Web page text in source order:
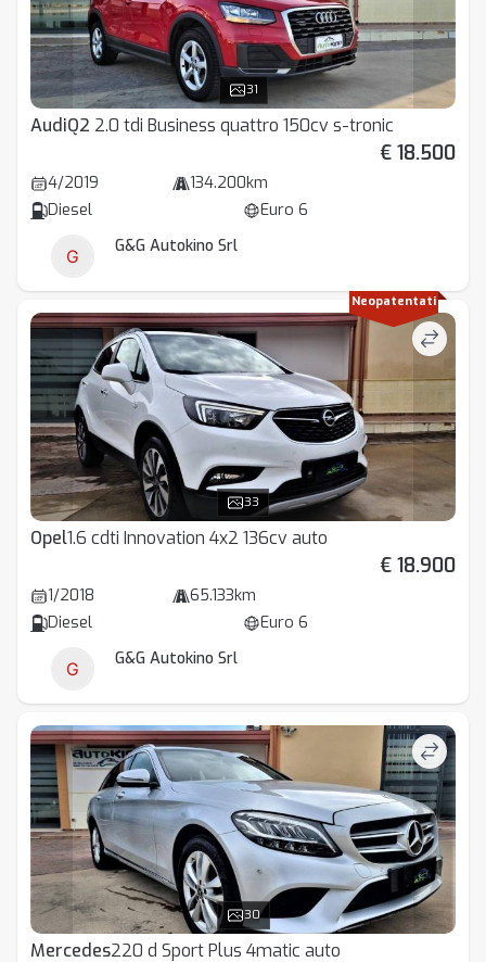
31
AudiQ2 2.0 tdi Business quattro 150cv s-tronic
€ 18.500
4/2019
134.200km
Diesel
Euro 6
G&G Autokino Srl
33
Neopatentati
Opel1.6 cdti Innovation 4x2 136cv auto
€ 18.900
1/2018
65.133km
Diesel
Euro 6
G&G Autokino Srl
30
Mercedes220 d Sport Plus 4matic auto